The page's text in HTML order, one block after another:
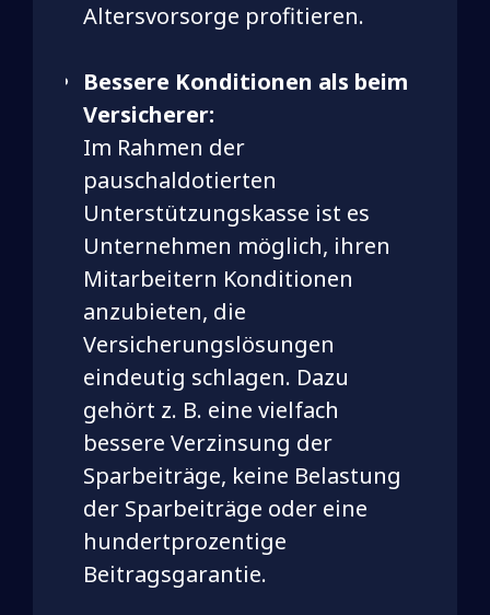
Altersvorsorge profitieren.
Bessere Konditionen als beim
Versicherer:
Im Rahmen der
pauschaldotierten
Unterstützungskasse ist es
Unternehmen möglich, ihren
Mitarbeitern Konditionen
anzubieten, die
Versicherungslösungen
eindeutig schlagen. Dazu
gehört z. B. eine vielfach
bessere Verzinsung der
Sparbeiträge, keine Belastung
der Sparbeiträge oder eine
hundertprozentige
Beitragsgarantie.